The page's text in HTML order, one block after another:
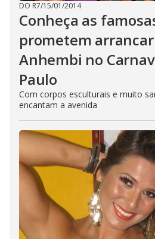
DO R7/15/01/2014
Conheça as
prometem
Anhembi no
Paulo
Com corpos esculturais e muito
encantam a avenida